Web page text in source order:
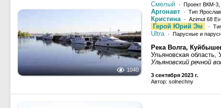
1040
Смелый · Проект ВКМ-
Аргонавт · Тип
Кристина · Azimut 68
Герой Юрий Эм ·
Ultra · Парусные и
Река Волга,
Ульяновская область,
Ульяновский речной
3 сентября 2023 г.
Автор: solnechny